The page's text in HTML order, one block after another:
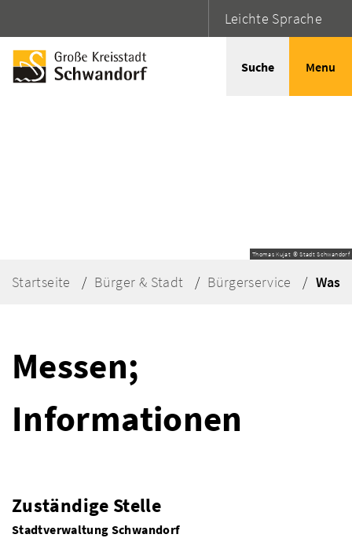
Leichte Sprache
Suche Menu
Thomas Kujat © Stadt Schwandorf
Startseite Bürger & Stadt Bürgerservice Was
Messen;
Informationen
Zuständige Stelle
Stadtverwaltung Schwandorf